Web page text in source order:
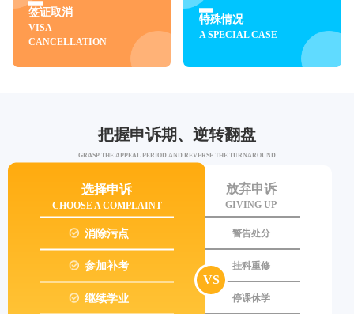
签证取消
VISA
CANCELLATION
特殊情况
A SPECIAL CASE
把握申诉期、逆转翻盘
GRASP THE APPEAL PERIOD AND REVERSE THE TURNAROUND
放弃申诉
GIVING UP
警告处分
挂科重修
停课休学
选择申诉
CHOOSE A COMPLAINT
消除污点
参加补考
继续学业
VS